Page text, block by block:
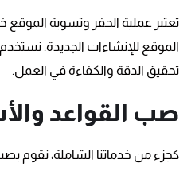
تعتبر عملية الحفر وتسوية
الموقع للإنشاءات الجديدة.
تحقيق الدقة والكفاءة في العمل.
صب القواعد
كجزء من خدماتنا الشاملة، نقوم